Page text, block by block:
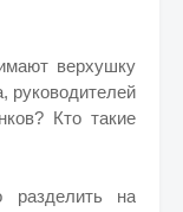
верхушку
руководителей
Кто такие
на